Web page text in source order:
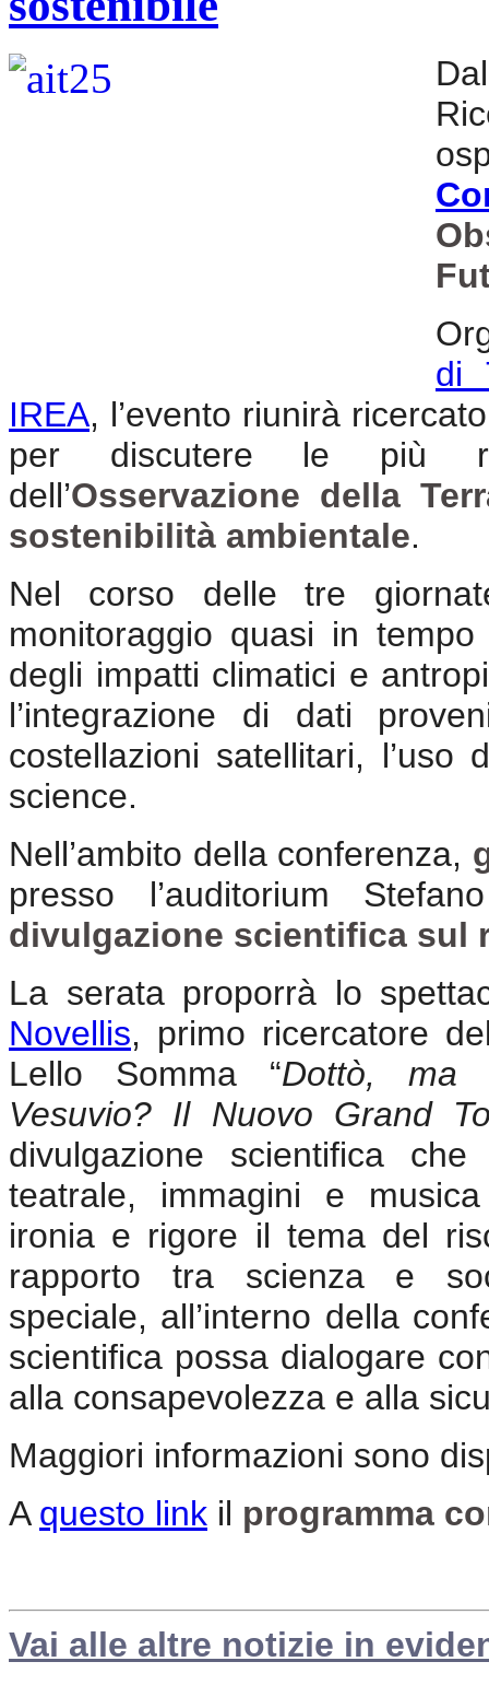
di
IREA, l’evento riunirà
per discutere le più
dell’Osservazione della
sostenibilità ambientale.
Nel corso delle tre
monitoraggio quasi in
degli impatti climatici e
l’integrazione di dati
costellazioni satellitari, l’uso
science.
Nell’ambito della conferenza,
presso l’auditorium
divulgazione scientifica sul
La serata proporrà lo
Novellis, primo ricercatore
Lello Somma “Dottò, ma
Vesuvio? Il Nuovo Grand
divulgazione scientifica che
teatrale, immagini e
ironia e rigore il tema del
rapporto tra scienza e
speciale, all’interno della
scientifica possa dialogare
alla consapevolezza e alla
Maggiori informazioni sono
A questo link il programma
Vai alle altre notizie in